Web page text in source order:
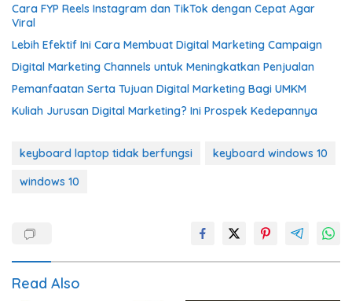
Cara FYP Reels Instagram dan TikTok dengan Cepat Agar
Viral
Lebih Efektif Ini Cara Membuat Digital Marketing Campaign
Digital Marketing Channels untuk Meningkatkan Penjualan
Pemanfaatan Serta Tujuan Digital Marketing Bagi UMKM
Kuliah Jurusan Digital Marketing? Ini Prospek Kedepannya
keyboard laptop tidak berfungsi
keyboard windows 10
windows 10
Read Also